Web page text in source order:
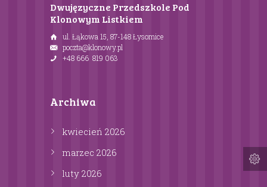
Dwujęzyczne Przedszkole Pod
Klonowym Listkiem
ul. Łąkowa 15, 87-148 Łysomice
poczta@klonowy.pl
+48 666 819 063
Archiwa
kwiecień 2026
marzec 2026
luty 2026